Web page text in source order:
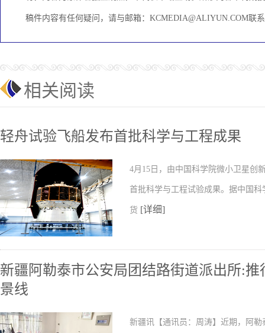
稿件内容有任何疑问，请与邮箱：KCMEDIA@ALIYUN.COM联
相关阅读
轻舟试验飞船发布首批科学与工程成果
4月15日，由中国科学院微小卫星创
首批科学与工程试验成果。据中国
货 [详细]
新疆阿勒泰市公安局团结路街道派出所:推
景线
新疆讯【通讯员：周涛】近期，阿